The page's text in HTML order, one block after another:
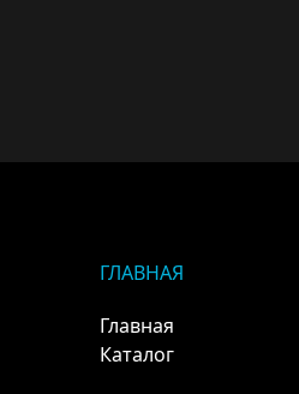
ГЛАВНАЯ
Главная
Каталог